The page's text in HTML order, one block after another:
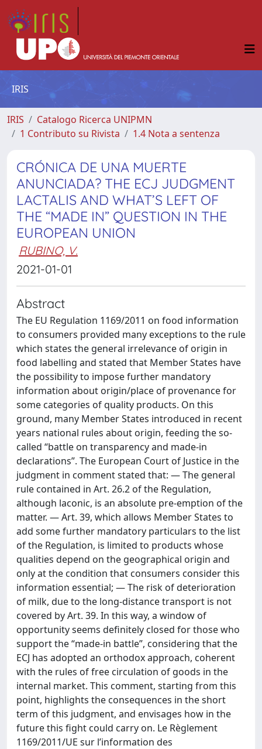
IRIS
IRIS
Catalogo Ricerca UNIPMN
1 Contributo su Rivista
1.4 Nota a sentenza
CRÓNICA DE UNA MUERTE
ANUNCIADA? THE ECJ JUDGMENT
LACTALIS AND WHAT’S LEFT OF
THE “MADE IN” QUESTION IN THE
EUROPEAN UNION
RUBINO, V.
2021-01-01
Abstract
The EU Regulation 1169/2011 on food information
to consumers provided many exceptions to the rule
which states the general irrelevance of origin in
food labelling and stated that Member States have
the possibility to impose further mandatory
information about origin/place of provenance for
some categories of quality products. On this
ground, many Member States introduced in recent
years national rules about origin, feeding the so-
called “battle on transparency and made-in
declarations”. The European Court of Justice in the
judgment in comment stated that: — The general
rule contained in Art. 26.2 of the Regulation,
although laconic, is an absolute pre-emption of the
matter. — Art. 39, which allows Member States to
add some further mandatory particulars to the list
of the Regulation, is limited to products whose
qualities depend on the geographical origin and
only at the condition that consumers consider this
information essential; — The risk of deterioration
of milk, due to the long-distance transport is not
covered by Art. 39. In this way, a window of
opportunity seems definitely closed for those who
support the “made-in battle”, considering that the
ECJ has adopted an orthodox approach, coherent
with the rules of free circulation of goods in the
internal market. This comment, starting from this
point, highlights the consequences in the short
term of this judgment, and envisages how in the
future this fight could carry on. Le Règlement
1169/2011/UE sur l’information des